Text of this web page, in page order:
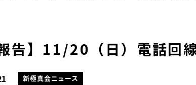
報告】11/20（日）電話回
新極真会ニュース